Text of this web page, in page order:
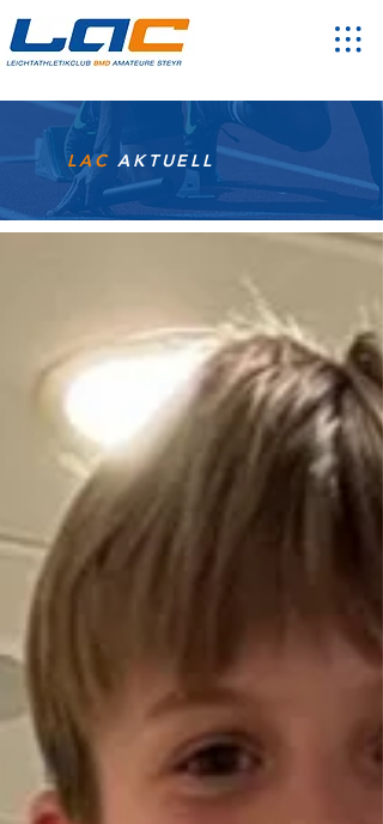
LAC AKTUELL